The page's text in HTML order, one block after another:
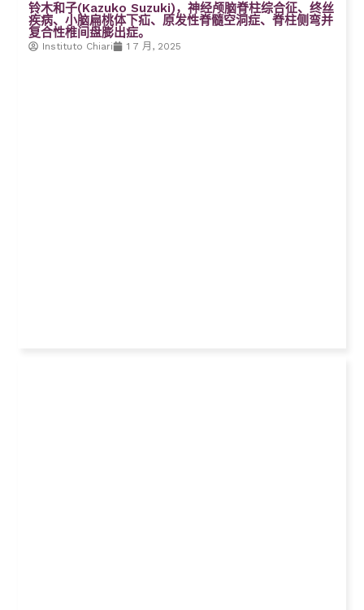
铃木和子(Kazuko Suzuki)，神经颅脑脊柱综合征、终丝
疾病、小脑扁桃体下疝、原发性脊髓空洞症、脊柱侧弯并
复合性椎间盘膨出症。
Instituto Chiari 1 7 月, 2025